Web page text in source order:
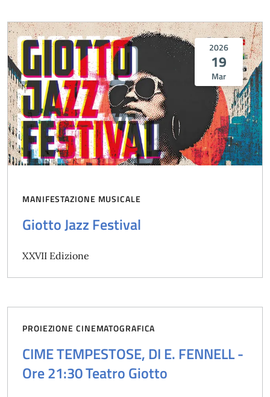
2026
19
Mar
MANIFESTAZIONE MUSICALE
Giotto Jazz Festival
XXVII Edizione
PROIEZIONE CINEMATOGRAFICA
CIME TEMPESTOSE, DI E. FENNELL -
Ore 21:30 Teatro Giotto